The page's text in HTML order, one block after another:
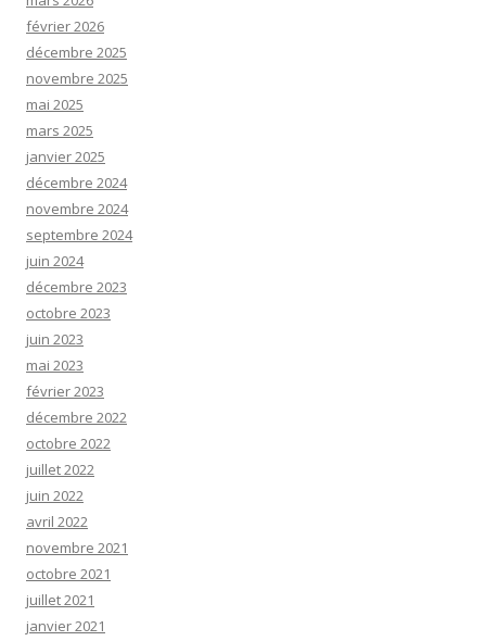
février 2026
décembre 2025
novembre 2025
mai 2025
mars 2025
janvier 2025
décembre 2024
novembre 2024
septembre 2024
juin 2024
décembre 2023
octobre 2023
juin 2023
mai 2023
février 2023
décembre 2022
octobre 2022
juillet 2022
juin 2022
avril 2022
novembre 2021
octobre 2021
juillet 2021
janvier 2021